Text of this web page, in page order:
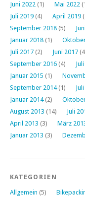
Juni 2022 (1) Mai 2022
Juli 2019 (4) April 2019
September 2018 (5)
Januar 2018 (1)
Juli 2017 (2) Juni 2017
September 2016 (4)
Januar 2015 (1)
September 2014(1)
Januar 2014(2)
August 2013 (14) Juli
April 2013 (3) März
Januar 2013 (3)
KATEGORIEN
Allgemein (5)